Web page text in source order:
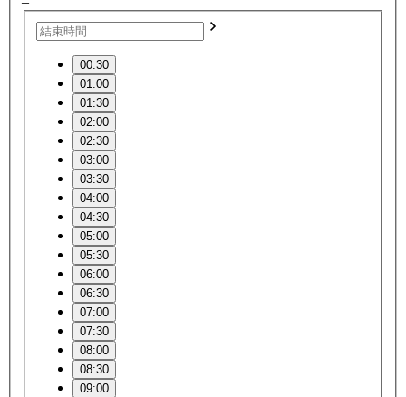
00:30
01:00
01:30
02:00
02:30
03:00
03:30
04:00
04:30
05:00
05:30
06:00
06:30
07:00
07:30
08:00
08:30
09:00